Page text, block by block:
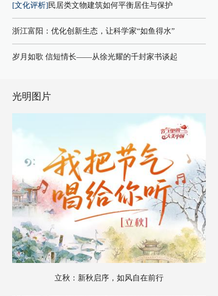
[文化评析]民居类文物建筑如何平衡居住与保护
浙江富阳：优化创新生态，让科学家“如鱼得水”
岁月如歌 信短情长——从徐光耀的千封家书谈起
光明图片
立秋：新秋启序，如风自在前行